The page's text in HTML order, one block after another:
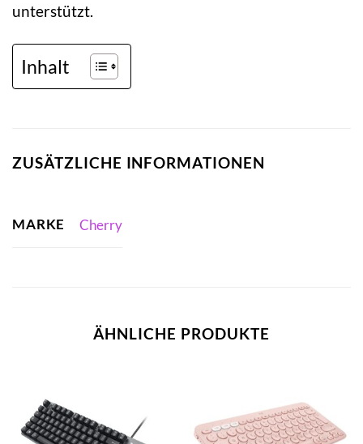
unterstützt.
Inhalt
ZUSÄTZLICHE INFORMATIONEN
MARKE Cherry
ÄHNLICHE PRODUKTE